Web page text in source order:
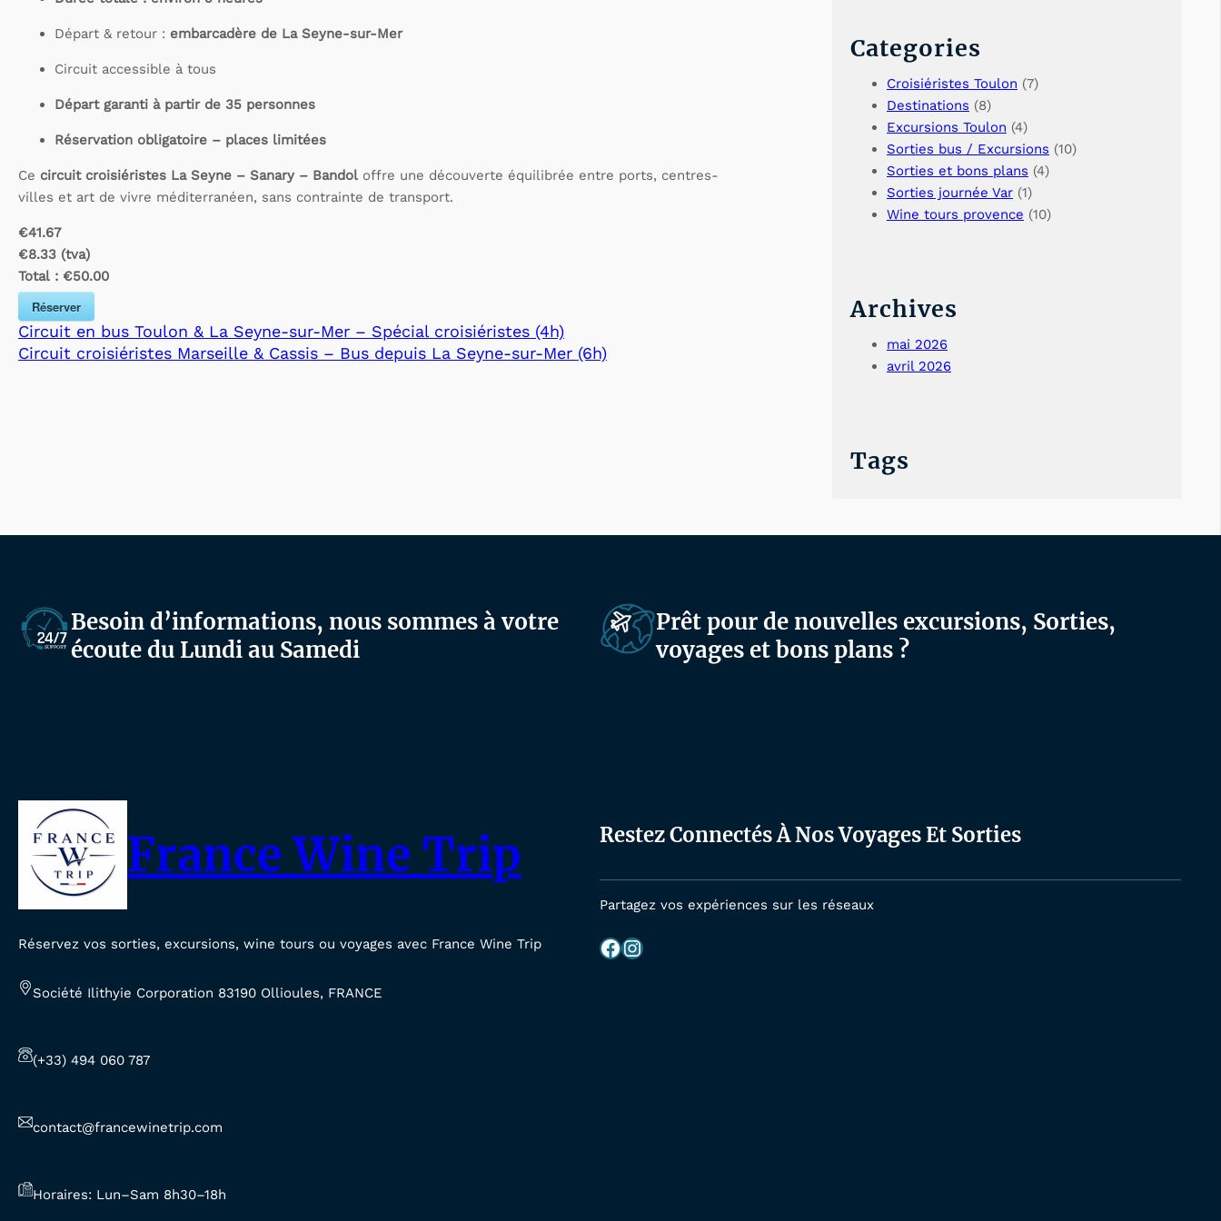
Départ & retour : embarcadère de La Seyne-sur-Mer
Circuit accessible à tous
Départ garanti à partir de 35 personnes
Réservation obligatoire – places limitées
Ce circuit croisiéristes La Seyne – Sanary – Bandol offre une découverte équilibrée entre ports, centres-
villes et art de vivre méditerranéen, sans contrainte de transport.
€41.67
€8.33 (tva)
Total : €50.00
Réserver
Circuit en bus Toulon & La Seyne-sur-Mer – Spécial croisiéristes (4h)
Circuit croisiéristes Marseille & Cassis – Bus depuis La Seyne-sur-Mer (6h)
Categories
Croisiéristes Toulon (7)
Destinations (8)
Excursions Toulon (4)
Sorties bus / Excursions (10)
Sorties et bons plans (4)
Sorties journée Var (1)
Wine tours provence (10)
Archives
mai 2026
avril 2026
Tags
Besoin d’informations, nous sommes à votre
écoute du Lundi au Samedi
Prêt pour de nouvelles excursions, Sorties,
voyages et bons plans ?
France Wine Trip
Réservez vos sorties, excursions, wine tours ou voyages avec France Wine Trip
Société Ilithyie Corporation 83190 Ollioules, FRANCE
(+33) 494 060 787
contact@francewinetrip.com
Horaires: Lun–Sam 8h30–18h
Restez Connectés À Nos Voyages Et Sorties
Partagez vos expériences sur les réseaux
Facebook Instagram